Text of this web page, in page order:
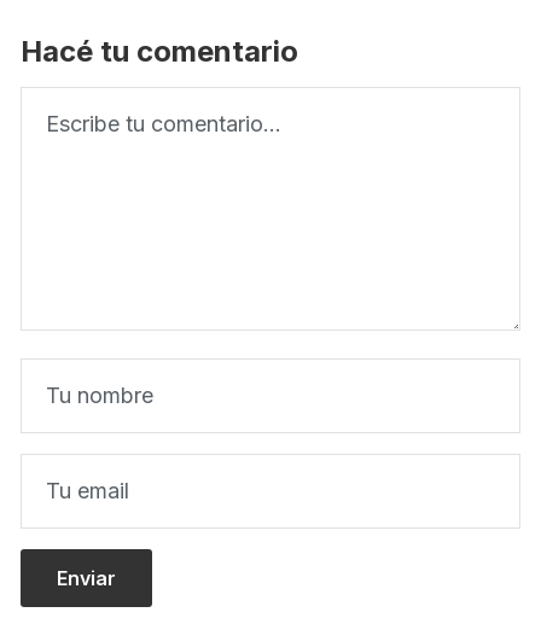
Hacé tu comentario